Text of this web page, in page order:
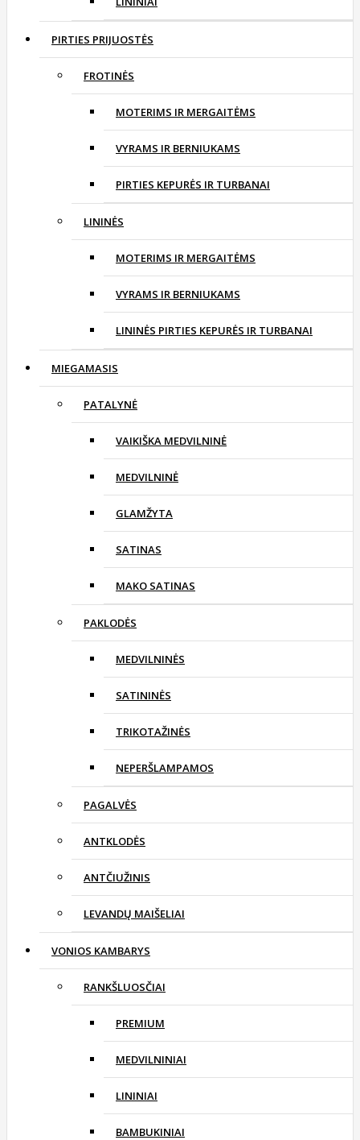
PIRTIES PRIJUOSTĖS
FROTINĖS
MOTERIMS IR MERGAITĖMS
VYRAMS IR BERNIUKAMS
PIRTIES KEPURĖS IR TURBANAI
LININĖS
MOTERIMS IR MERGAITĖMS
VYRAMS IR BERNIUKAMS
LININĖS PIRTIES KEPURĖS IR TURBANAI
MIEGAMASIS
PATALYNĖ
VAIKIŠKA MEDVILNINĖ
MEDVILNINĖ
GLAMŽYTA
SATINAS
MAKO SATINAS
PAKLODĖS
MEDVILNINĖS
SATININĖS
TRIKOTAŽINĖS
NEPERŠLAMPAMOS
PAGALVĖS
ANTKLODĖS
ANTČIUŽINIS
LEVANDŲ MAIŠELIAI
VONIOS KAMBARYS
RANKŠLUOSČIAI
PREMIUM
MEDVILNINIAI
LININIAI
BAMBUKINIAI